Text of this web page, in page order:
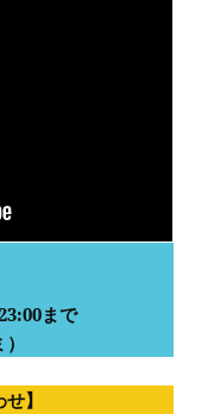
まで
】